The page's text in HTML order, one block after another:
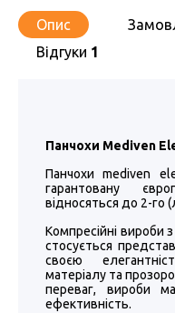
Опис
Відгуки 1
Панчохи Mediven
Панчохи mediven
гарантовану
відносяться до 2-го
Компресійні вироби
стосується
своєю
матеріалу та
переваг, вироби
ефективність.